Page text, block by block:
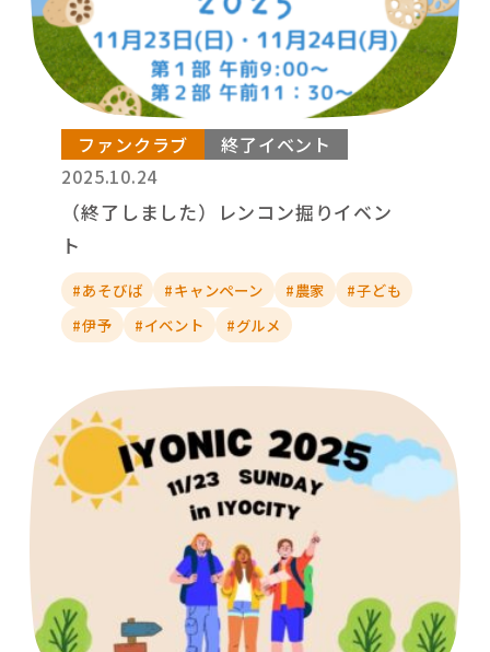
ファンクラブ 終了イベント
2025.10.24
（終了しました）レンコン掘りイベン
ト
#あそびば #キャンペーン #農家
#子ども
#伊予
#イベント #グルメ